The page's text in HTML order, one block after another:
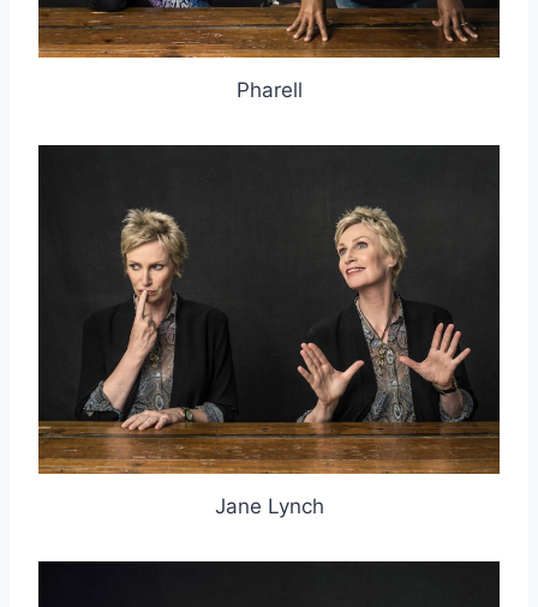
Pharell
Jane Lynch
取消 搜索